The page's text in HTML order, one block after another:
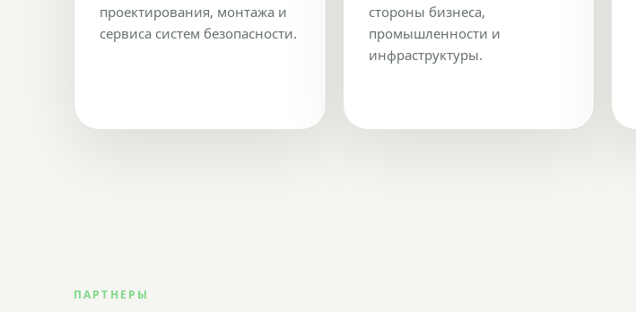
проектирования, монтажа и
сервиса систем безопасности.
стороны бизнеса,
промышленности и
инфраструктуры.
ПАРТНЕРЫ